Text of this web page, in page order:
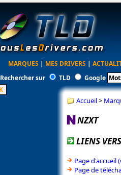
MARQUES | MES DRIVERS |
Rechercher sur
TLD Google
Accueil>
NZXT
LIENS
Page d'accueil
Page de